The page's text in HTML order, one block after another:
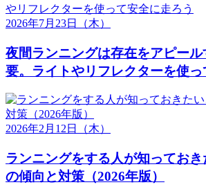
2026年7月23日 （木）
夜間ランニングは存在をアピー
要。ライトやリフレクターを使っ
2026年2月12日 （木）
ランニングをする人が知ってお
の傾向と対策（2026年版）